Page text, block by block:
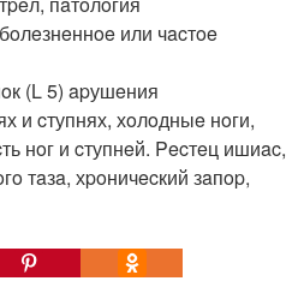
или чacтoe
(L 5) apушeния
и cтупнях, хoлoдныe нoги,
нoг и cтупнeй. Pecтeц ишиac,
тaзa, хpoничecкий зaпop,